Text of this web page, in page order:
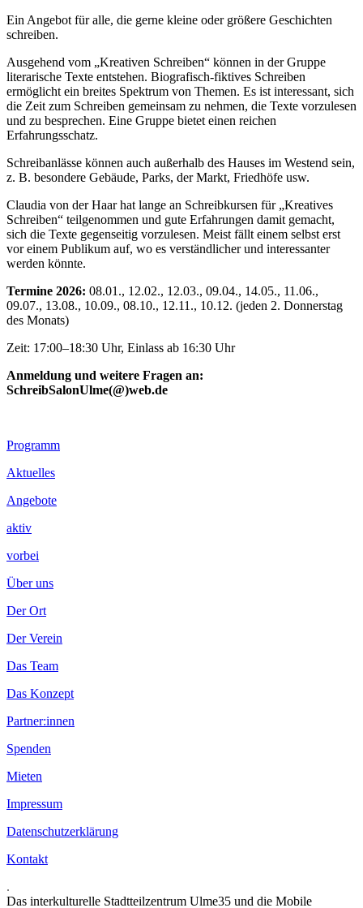
Ein Angebot für alle, die gerne kleine oder größere Geschichten
schreiben.
Ausgehend vom „Kreativen Schreiben“ können in der Gruppe
literarische Texte entstehen. Biografisch-fiktives Schreiben
ermöglicht ein breites Spektrum von Themen. Es ist interessant, sich
die Zeit zum Schreiben gemeinsam zu nehmen, die Texte vorzulesen
und zu besprechen. Eine Gruppe bietet einen reichen
Erfahrungsschatz.
Schreibanlässe können auch außerhalb des Hauses im Westend sein,
z. B. besondere Gebäude, Parks, der Markt, Friedhöfe usw.
Claudia von der Haar hat lange an Schreibkursen für „Kreatives
Schreiben“ teilgenommen und gute Erfahrungen damit gemacht,
sich die Texte gegenseitig vorzulesen. Meist fällt einem selbst erst
vor einem Publikum auf, wo es verständlicher und interessanter
werden könnte.
Termine 2026: 08.01., 12.02., 12.03., 09.04., 14.05., 11.06.,
09.07., 13.08., 10.09., 08.10., 12.11., 10.12. (jeden 2. Donnerstag
des Monats)
Zeit: 17:00–18:30 Uhr, Einlass ab 16:30 Uhr
Anmeldung und weitere Fragen an:
SchreibSalonUlme(@)web.de
Footer
Inhalt
Programm
Aktuelles
Angebote
aktiv
vorbei
Über uns
Der Ort
Der Verein
Das Team
Das Konzept
Partner:innen
Spenden
Mieten
Impressum
Datenschutzerklärung
Kontakt
.
Das interkulturelle Stadtteilzentrum Ulme35 und die Mobile